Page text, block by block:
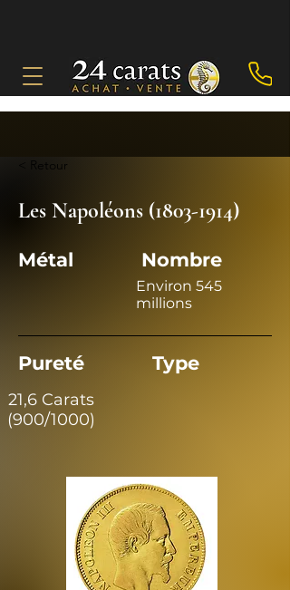
< Retour
Les Napoléons (1803-1914)
Métal Nombre
Environ 545
millions
Pureté Type
21,6 Carats
(900/1000)